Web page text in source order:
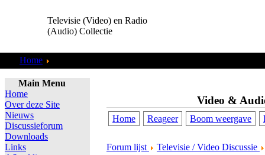
Televisie (Video) en Radio
(Audio) Collectie
Home
Main Menu
Home
Over deze Site
Nieuws
Discussieforum
Downloads
Links
Video &
Home Reageer Boom weergave
Forum lijst
Televisie / Video Discussie